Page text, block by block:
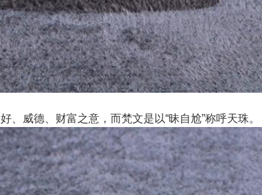
、威德、财富之意，而梵文是以“昧自尬”称呼天珠。